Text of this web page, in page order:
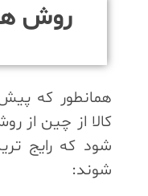
روش
همانطور که
کالا از چین از
شود که رایج
شوند: